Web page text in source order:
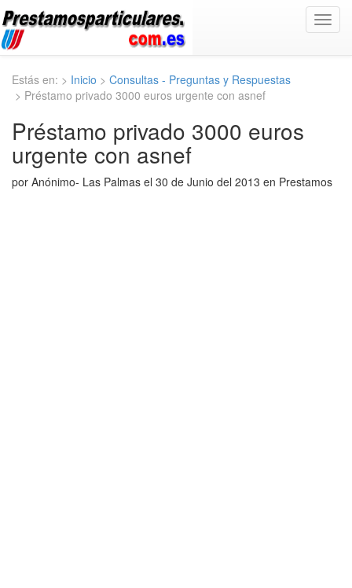
Estás en: > Inicio > Consultas - Preguntas y Respuestas
> Préstamo privado 3000 euros urgente con asnef
Préstamo privado 3000 euros
urgente con asnef
por Anónimo- Las Palmas el 30 de Junio del 2013 en Prestamos